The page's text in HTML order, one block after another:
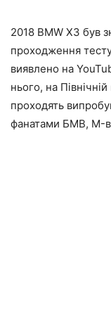
2018 BMW X3 був
проходження
виявлено на
нього, на
проходять
фанатами БМВ, M-